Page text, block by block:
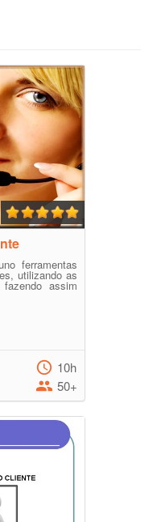
ferramentas
utilizando as
assim
10h
50+